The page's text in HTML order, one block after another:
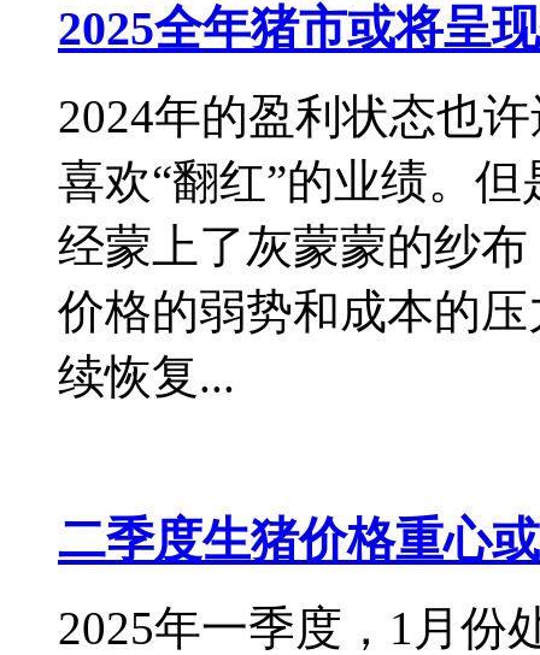
2025全年猪市或将呈
2024年的盈利状态也
喜欢“翻红”的业绩。
经蒙上了灰蒙蒙的纱
价格的弱势和成本的
续恢复...
二季度生猪价格重心
2025年一季度，1月份